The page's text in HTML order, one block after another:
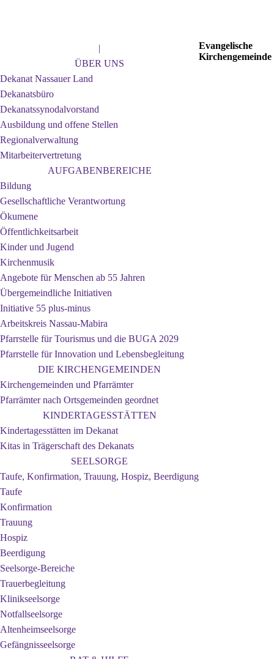
|
ÜBER UNS
Dekanat Nassauer Land
Dekanatsbüro
Dekanatssynodalvorstand
Ausbildung und offene Stellen
Regionalverwaltung
Mitarbeitervertretung
AUFGABENBEREICHE
Bildung
Gesellschaftliche Verantwortung
Ökumene
Öffentlichkeitsarbeit
Kinder und Jugend
Kirchenmusik
Angebote für Menschen ab 55 Jahren
Übergemeindliche Initiativen
Initiative 55 plus-minus
Arbeitskreis Nassau-Mabira
Pfarrstelle für Tourismus und die BUGA 2029
Pfarrstelle für Innovation und Lebensbegleitung
DIE KIRCHENGEMEINDEN
Kirchengemeinden und Pfarrämter
Pfarrämter nach Ortsgemeinden geordnet
KINDERTAGESSTÄTTEN
Kindertagesstätten im Dekanat
Kitas in Trägerschaft des Dekanats
SEELSORGE
Taufe, Konfirmation, Trauung, Hospiz, Beerdigung
Taufe
Konfirmation
Trauung
Hospiz
Beerdigung
Seelsorge-Bereiche
Trauerbegleitung
Klinikseelsorge
Notfallseelsorge
Altenheimseelsorge
Gefängnisseelsorge
Evangelische
Kirchengemeinde